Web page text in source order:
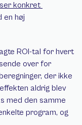
konkret
en høj
ROI-tal for hvert
over for
der ikke
aldrig blev
med den samme
program, og